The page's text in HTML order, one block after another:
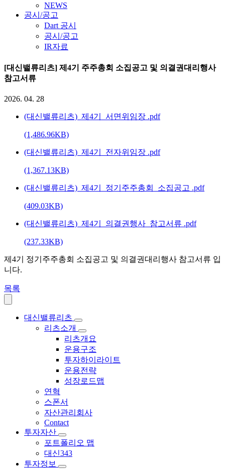
NEWS
공시/공고
Dart 공시
공시/공고
IR자료
[대신밸류리츠] 제4기 주주총회 소집공고 및 의결권대리행사
참고서류
2026. 04. 28
(대신밸류리츠)_제4기_서면위임장 .pdf
(1,486.96KB)
(대신밸류리츠)_제4기_전자위임장 .pdf
(1,367.13KB)
(대신밸류리츠)_제4기_정기주주총회_소집공고 .pdf
(409.03KB)
(대신밸류리츠)_제4기_의결권행사_참고서류 .pdf
(237.33KB)
제4기 정기주주총회 소집공고 및 의결권대리행사 참고서류 입
니다.
목록
대신밸류리츠
리츠소개
리츠개요
운용구조
투자하이라이트
운용전략
성장로드맵
연혁
스폰서
자산관리회사
Contact
투자자산
포트폴리오 맵
대신343
투자정보